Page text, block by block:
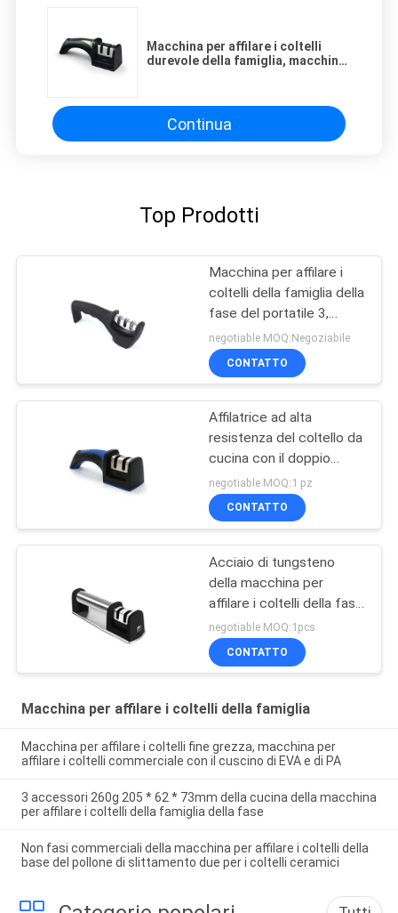
Macchina per affilare i coltelli
durevole della famiglia, macchina
Continua
Top Prodotti
Macchina per affilare i
coltelli della famiglia della
fase del portatile 3,
affilatrice tenuta in mano
del carburo di tungsteno
negotiable MOQ:Negoziabile
CONTATTO
Affilatrice ad alta
resistenza del coltello da
cucina con il doppio
sistema premio
regolabile
negotiable MOQ:1 pz
CONTATTO
Acciaio di tungsteno
della macchina per
affilare i coltelli della fase
del manuale 2 e Cermaic
che affilano Rohi
negotiable MOQ:1pcs
CONTATTO
Macchina per affilare i coltelli della famiglia
Macchina per affilare i coltelli fine grezza, macchina per
affilare i coltelli commerciale con il cuscino di EVA e di PA
3 accessori 260g 205 * 62 * 73mm della cucina della macchina
per affilare i coltelli della famiglia della fase
Non fasi commerciali della macchina per affilare i coltelli della
base del pollone di slittamento due per i coltelli ceramici